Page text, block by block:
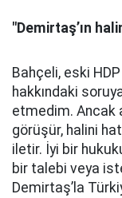
"Demirtaş’ın
Bahçeli, eski
hakkındaki
etmedim. Ancak
görüşür, halini
iletir. İyi bir
bir talebi veya
Demirtaş’la